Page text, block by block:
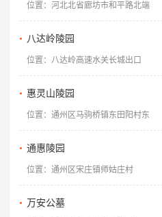
位置：河北北省廊坊市和平路北端
八达岭陵园
位置：八达岭高速水关长城出口
惠灵山陵园
位置：通州区马驹桥镇东田阳村东
通惠陵园
位置：通州区宋庄镇师姑庄村
万安公墓